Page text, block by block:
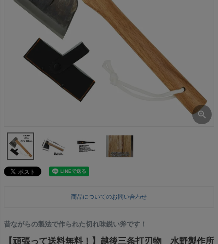
商品についてのお問い合わせ
昔ながらの製法で作られた切れ味鋭い斧です！
【頑張って送料無料！】越後三条打刃物 水野製作所